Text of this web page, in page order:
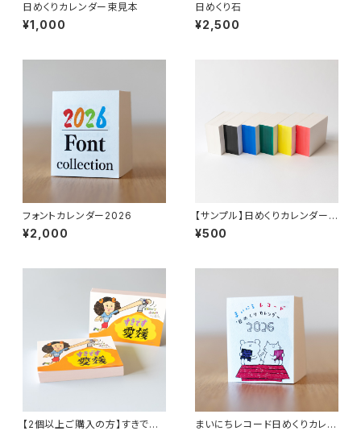
日めくりカレンダー束見本
¥1,000
日めくり石
¥2,500
フォントカレンダー2026
¥2,000
【サンプル】日めくりカレンダーカ
ラーのり（小サイズ）
¥500
【2個以上ご購入の方】すきです
まいにちレコード日めくりカレン